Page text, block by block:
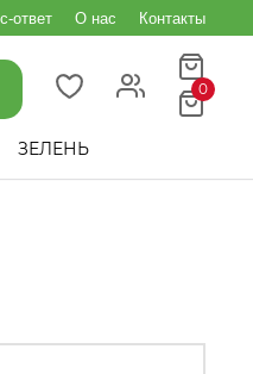
ответ О нас Контакты
0
ЗЕЛЕНЬ